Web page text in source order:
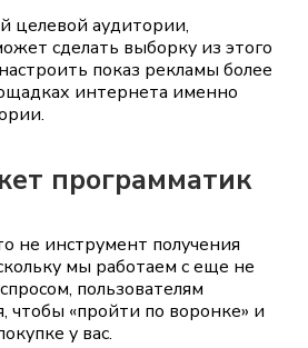
целевой аудитории,
сделать выборку из этого
показ рекламы более
интернета именно
программатик
не инструмент получения
мы работаем с еще не
пользователям
чтобы «пройти по воронке» и
у вас.